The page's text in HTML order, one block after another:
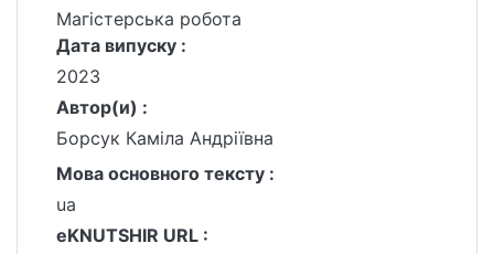
Магістерська робота
Дата випуску :
2023
Автор(и) :
Борсук Каміла Андріївна
Мова основного тексту :
ua
eKNUTSHIR URL :